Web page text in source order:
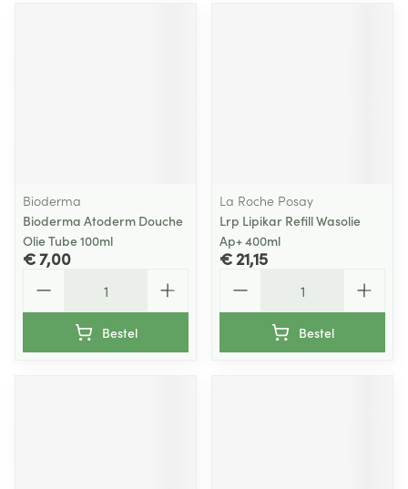
Bioderma
Bioderma Atoderm Douche
Olie Tube 100ml
€ 7,00
Bestel
La Roche Posay
Lrp Lipikar Refill Wasolie
Ap+ 400ml
€ 21,15
Bestel